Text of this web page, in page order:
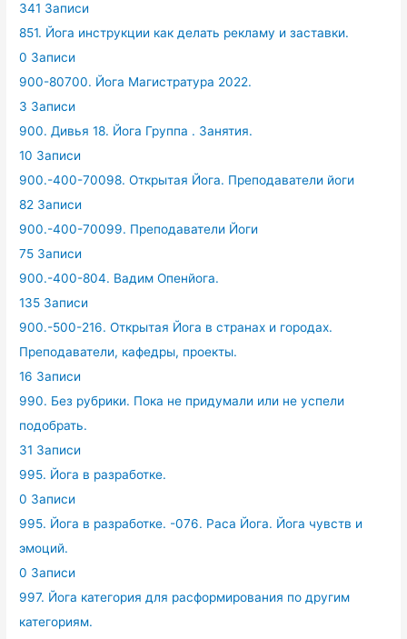
341 Записи
851. Йога инструкции как делать рекламу и заставки.
0 Записи
900-80700. Йога Магистратура 2022.
3 Записи
900. Дивья 18. Йога Группа . Занятия.
10 Записи
900.-400-70098. Открытая Йога. Преподаватели йоги
82 Записи
900.-400-70099. Преподаватели Йоги
75 Записи
900.-400-804. Вадим Опенйога.
135 Записи
900.-500-216. Открытая Йога в странах и городах.
Преподаватели, кафедры, проекты.
16 Записи
990. Без рубрики. Пока не придумали или не успели
подобрать.
31 Записи
995. Йога в разработке.
0 Записи
995. Йога в разработке. -076. Раса Йога. Йога чувств и
эмоций.
0 Записи
997. Йога категория для расформирования по другим
категориям.